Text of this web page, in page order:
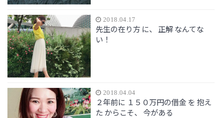
2018.04.17
先生の在り方 に、 正解 なんてな
い！
2018.04.04
２年前に １５０万円の借金 を 抱え
た からこそ、 今がある